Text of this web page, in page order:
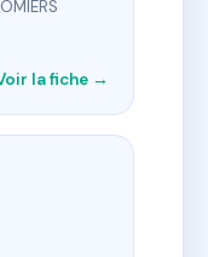
la fiche →